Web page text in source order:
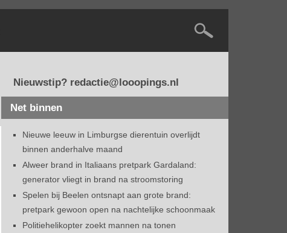
Nieuwstip? redactie@looopings.nl
Net binnen
Nieuwe leeuw in Limburgse dierentuin overlijdt
binnen anderhalve maand
Alweer brand in Italiaans pretpark Gardaland:
generator vliegt in brand na stroomstoring
Spelen bij Beelen ontsnapt aan grote brand:
pretpark gewoon open na nachtelijke schoonmaak
Politiehelikopter zoekt mannen na tonen